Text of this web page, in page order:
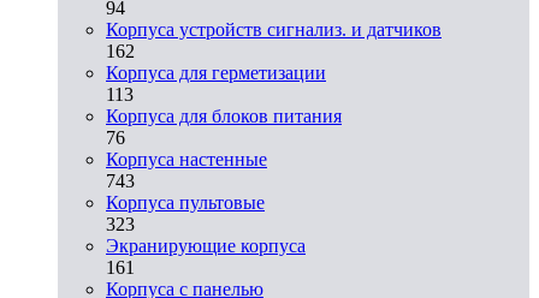
94
Корпуса устройств сигнализ. и датчиков
162
Корпуса для герметизации
113
Корпуса для блоков питания
76
Корпуса настенные
743
Корпуса пультовые
323
Экранирующие корпуса
161
Корпуса с панелью